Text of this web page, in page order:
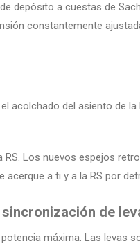
depósito a cuestas de
constantemente
acolchado del asiento de la
Los nuevos espejos
a ti y a la RS por
de
máxima. Las levas